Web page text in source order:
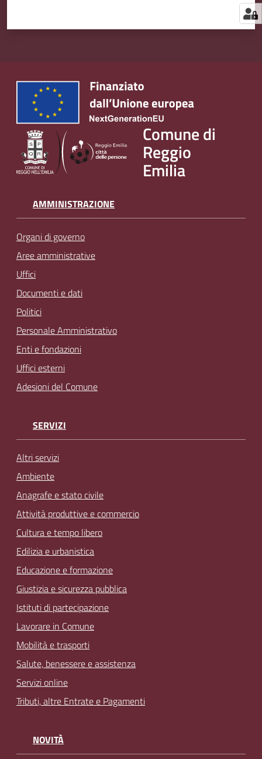
Comune di
Reggio
Emilia
AMMINISTRAZIONE
Organi di governo
Aree amministrative
Uffici
Documenti e dati
Politici
Personale Amministrativo
Enti e fondazioni
Uffici esterni
Adesioni del Comune
SERVIZI
Altri servizi
Ambiente
Anagrafe e stato civile
Attività produttive e commercio
Cultura e tempo libero
Edilizia e urbanistica
Educazione e formazione
Giustizia e sicurezza pubblica
Istituti di partecipazione
Lavorare in Comune
Mobilità e trasporti
Salute, benessere e assistenza
Servizi online
Tributi, altre Entrate e Pagamenti
NOVITÀ